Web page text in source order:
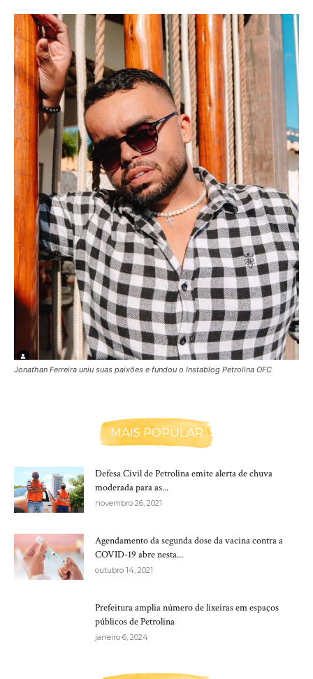
Jonathan Ferreira uniu suas paixões e fundou o Instablog Petrolina OFC
MAIS POPULAR
Defesa Civil de Petrolina emite alerta de chuva
moderada para as...
novembro 26, 2021
Agendamento da segunda dose da vacina contra a
COVID-19 abre nesta...
outubro 14, 2021
Prefeitura amplia número de lixeiras em espaços
públicos de Petrolina
janeiro 6, 2024